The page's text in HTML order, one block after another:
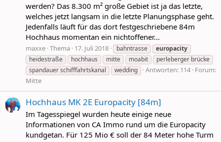
werden? Das 8.300 m² große Gebiet ist ja das letzte,
welches jetzt langsam in die letzte Planungsphase geht.
Jedenfalls läuft für das dort festgeschriebene 84m
Hochhaus momentan ein nichtoffener...
maxxe Thema 17. Juli 2018 bahntrasse
europacity
heidestraße
hochhaus mitte moabit
perleberger brücke
spandauer schifffahrtskanal
wedding Antworten: 114 Forum:
Mitte
Hochhaus MK 2E Europacity [84m]
Im Tagesspiegel wurden heute einige neue
Informationen von CA Immo rund um die Europacity
kundgetan. Für 125 Mio € soll der 84 Meter hohe Turm